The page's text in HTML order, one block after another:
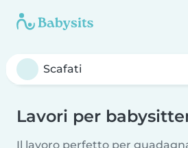
Lavori per
Il lavoro perfetto per